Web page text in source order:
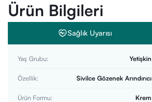
Ürün Bilgileri
Sağlık Uyarısı
Yaş Grubu: Yetişkin
Özellik: Sivilce Gözenek Arındırıcı
Ürün Formu: Krem